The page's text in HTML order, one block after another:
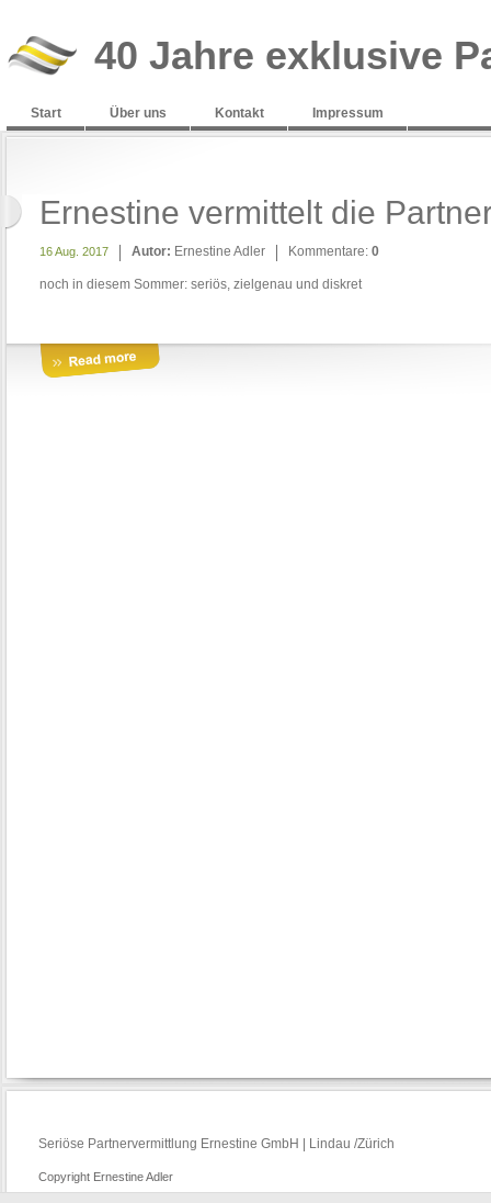
40 Jahre exklusive
Start Über uns Kontakt Impressum
Ernestine vermittelt die
16 Aug. 2017 Autor: Ernestine Adler Kommentare: 0
noch in diesem Sommer: seriös, zielgenau und diskret
Seriöse Partnervermittlung Ernestine GmbH | Lindau /Zürich
Copyright Ernestine Adler